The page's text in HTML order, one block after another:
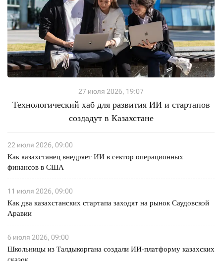
27 июля 2026, 19:07
Технологический хаб для развития ИИ и стартапов
создадут в Казахстане
22 июля 2026, 09:00
Как казахстанец внедряет ИИ в сектор операционных
финансов в США
11 июля 2026, 09:00
Как два казахстанских стартапа заходят на рынок Саудовской
Аравии
6 июля 2026, 09:00
Школьницы из Талдыкоргана создали ИИ-платформу казахских